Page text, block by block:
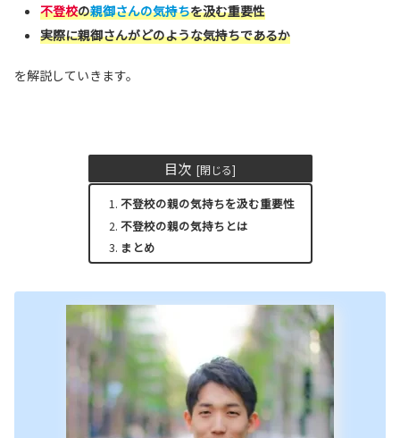
不登校の親御さんの気持ちを汲む重要性
実際に親御さんがどのような気持ちであるか
を解説していきます。
目次
不登校の親の気持ちを汲む重要性
不登校の親の気持ちとは
まとめ